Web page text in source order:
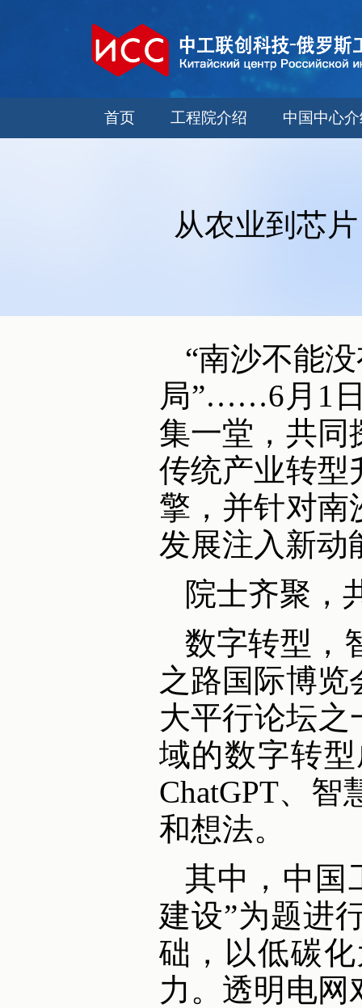
首页 工程院介绍 中国中心
从农业到芯
“南沙不能
局”……6月1
集一堂，共同
传统产业转型
擎，并针对南
发展注入新动
院士齐聚，
数字转型，
之路国际博
大平行论坛之
域的数字转
ChatGPT、
和想法。
其中，中国
建设”为题进
础，以低碳
力。透明电